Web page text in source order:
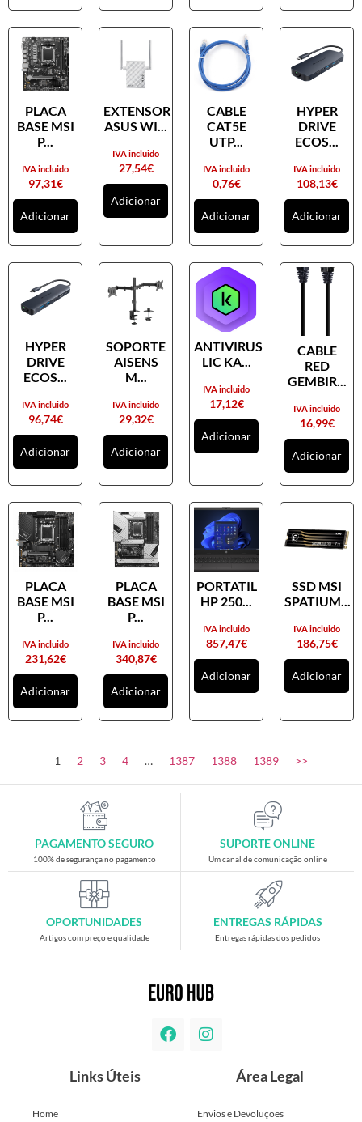
PLACA
BASE MSI
P...
97,31€
IVA incluido
Adicionar
EXTENSOR
ASUS WI...
27,54€
IVA incluido
Adicionar
CABLE
CAT5E
UTP...
0,76€
IVA incluido
Adicionar
HYPER
DRIVE
ECOS...
108,13€
IVA incluido
Adicionar
HYPER
DRIVE
ECOS...
96,74€
IVA incluido
Adicionar
SOPORTE
AISENS
M...
29,32€
IVA incluido
Adicionar
ANTIVIRUS
LIC KA...
17,12€
IVA incluido
Adicionar
CABLE
RED
GEMBIR...
16,99€
IVA incluido
Adicionar
PLACA
BASE MSI
P...
231,62€
IVA incluido
Adicionar
PLACA
BASE MSI
P...
340,87€
IVA incluido
Adicionar
PORTATIL
HP 250...
857,47€
IVA incluido
Adicionar
SSD MSI
SPATIUM...
186,75€
IVA incluido
Adicionar
1 2 3 4 … 1387 1388 1389 >>
PAGAMENTO SEGURO
100% de segurança no pagamento
SUPORTE ONLINE
Um canal de comunicação online
OPORTUNIDADES
Artigos com preço e qualidade
ENTREGAS RÁPIDAS
Entregas rápidas dos pedidos
Links Úteis
Home
Área Legal
Envios e Devoluções